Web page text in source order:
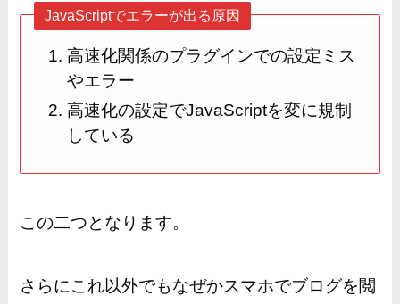
JavaScriptでエラーが出る原因
高速化関係のプラグインでの設定ミス
やエラー
高速化の設定でJavaScriptを変に規制
している
この二つとなります。
さらにこれ以外でもなぜかスマホでブログを閲